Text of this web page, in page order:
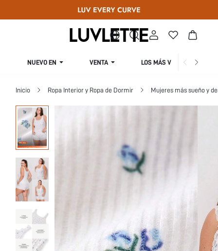
NUEVO EN VENTA LOS MÁS VENDIDOS
Inicio Ropa Interior y Ropa de Dormir Mujeres más sueño y